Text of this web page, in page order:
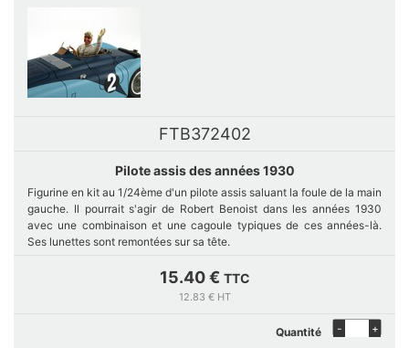
FTB372402
Pilote assis des années 1930
Figurine en kit au 1/24ème d'un pilote assis saluant la foule de la main
gauche. Il pourrait s'agir de Robert Benoist dans les années 1930
avec une combinaison et une cagoule typiques de ces années-là.
Ses lunettes sont remontées sur sa tête.
15.40 € TTC
12.83 € HT
Quantité - +